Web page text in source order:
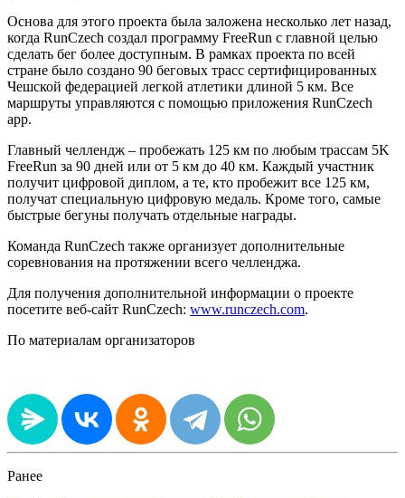
Основа для этого проекта была заложена несколько лет назад,
когда RunCzech создал программу FreeRun с главной целью
сделать бег более доступным. В рамках проекта по всей
стране было создано 90 беговых трасс сертифицированных
Чешской федерацией легкой атлетики длиной 5 км. Все
маршруты управляются с помощью приложения RunCzech
app.
Главный челлендж – пробежать 125 км по любым трассам 5K
FreeRun за 90 дней или от 5 км до 40 км. Каждый участник
получит цифровой диплом, а те, кто пробежит все 125 км,
получат специальную цифровую медаль. Кроме того, самые
быстрые бегуны получать отдельные награды.
Команда RunCzech также организует дополнительные
соревнования на протяжении всего челленджа.
Для получения дополнительной информации о проекте
посетите веб-сайт RunCzech: www.runczech.com.
По материалам организаторов
Ранее